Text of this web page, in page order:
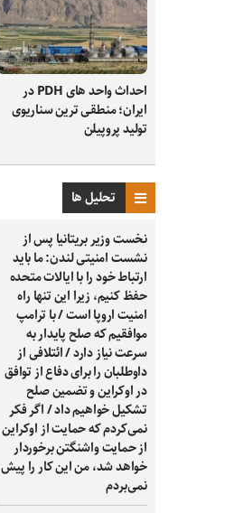
احداث واحد های PDH در
ایران؛ منطقی ترین سناریوی
تولید پروپیلن
تحلیل ها
نخست وزیر بریتانیا پس از
نشست امنیتی لندن: ما باید
ارتباط خود را با ایالات متحده
حفظ کنیم، زیرا این تنها راه
امنیت اروپا است / با ترامپ
موافقیم که صلح پایدار به
سرعت نیاز دارد / ائتلافی از
داوطلبان را برای دفاع از توافق
در اوکراین و تضمین صلح
تشکیل خواهیم داد / اگر فکر
نمی‌کردم که حمایت از اوکراین
از حمایت واشنگتن برخوردار
خواهد شد، من این کار را پیش
نمی‌بردم